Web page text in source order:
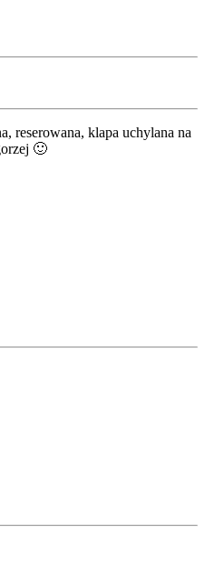
reserowana, klapa uchylana na
🙂